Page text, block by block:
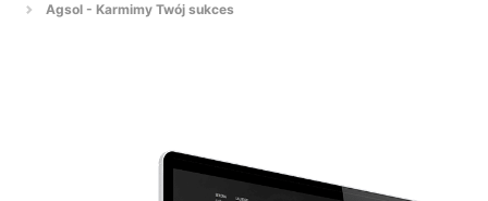
Agsol - Karmimy Twój sukces